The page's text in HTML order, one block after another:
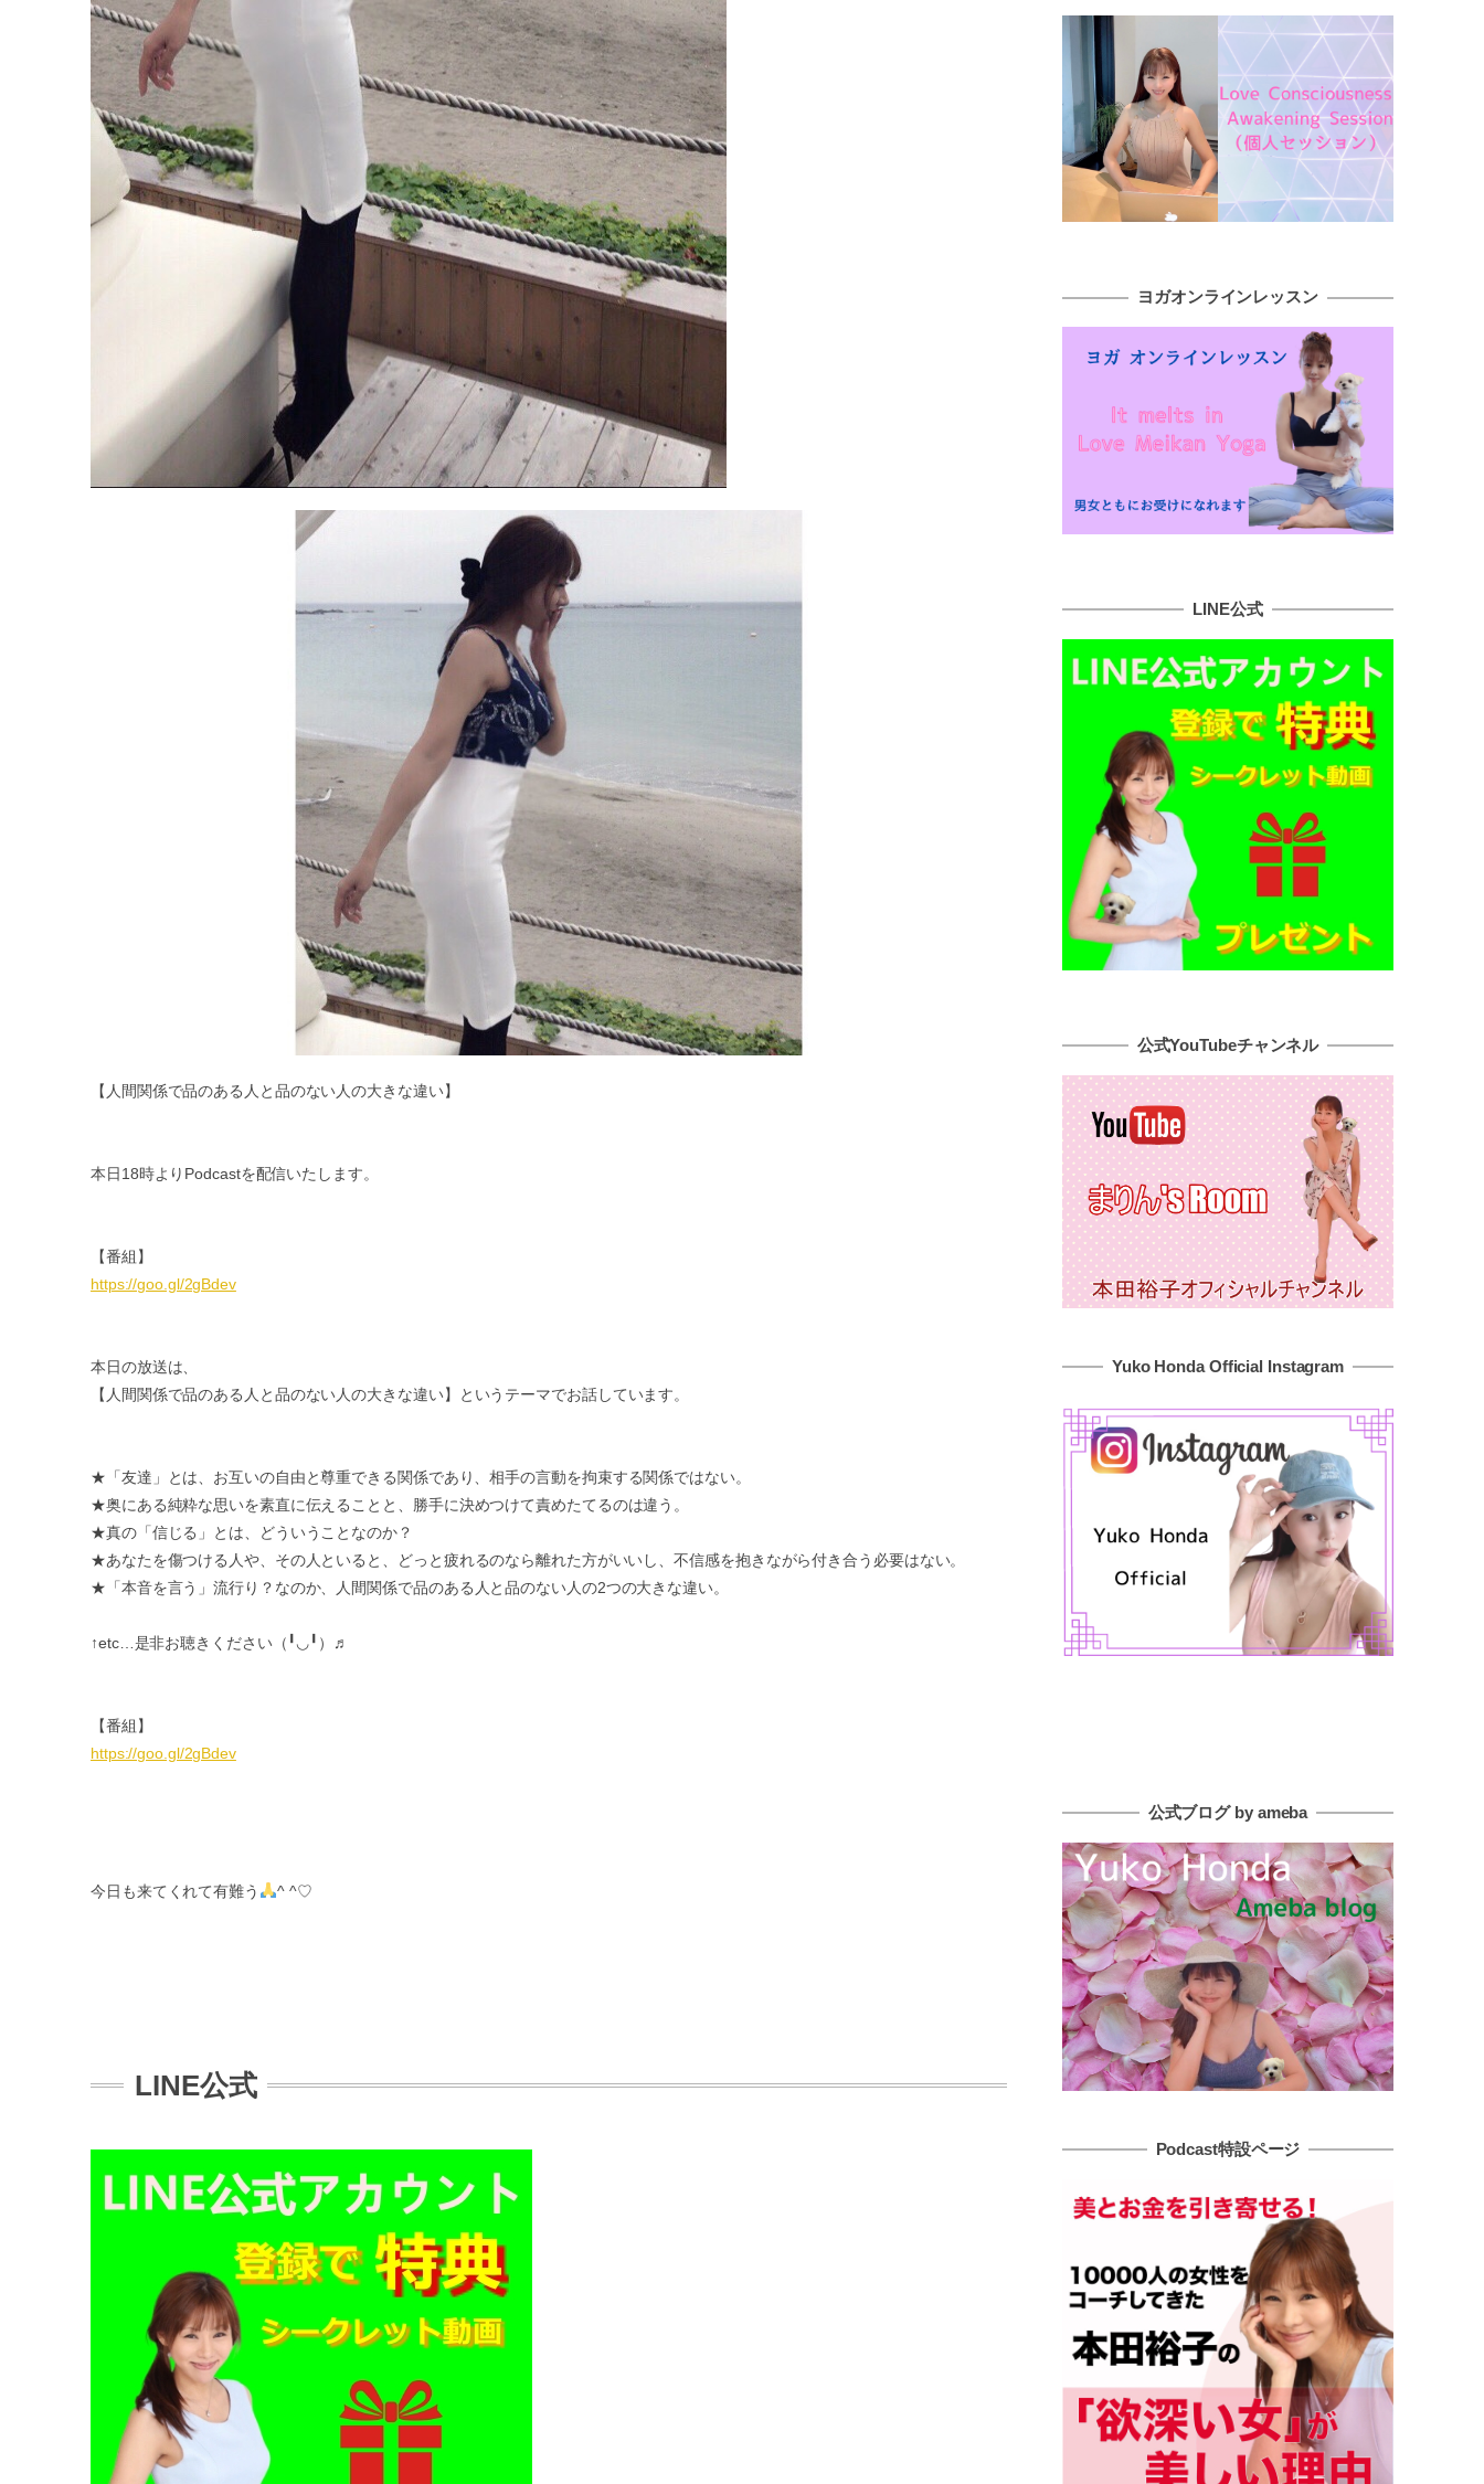
【人間関係で品のある人と品のない人の大きな違い】
本日18時よりPodcastを配信いたします。
【番組】
https://goo.gl/2gBdev
本日の放送は、
【人間関係で品のある人と品のない人の大きな違い】
というテーマでお話しています。
★「友達」とは、お互いの自由と尊重できる関係であり、相手の言動を拘束する関係ではない。
★奥にある純粋な思いを素直に伝えることと、
勝手に決めつけて責めたてるのは違う。
★真の「信じる」とは、どういうことなのか？
★あなたを傷つける人や、その人といると、
どっと疲れるのなら離れた方がいいし、不信感を抱きながら付き合う必要はない。
★「本音を言う」流行り？なのか、
人間関係で品のある人と品のない人の2つの大きな違い。
↑etc…是非お聴きください（╹◡╹）♬
【番組】
https://goo.gl/2gBdev
今日も来てくれて有難う ^ ^♡
LINE公式
ヨガオンラインレッスン
LINE公式
公式YouTubeチャンネル
Yuko Honda Official Instagram
公式ブログ by ameba
Podcast特設ページ